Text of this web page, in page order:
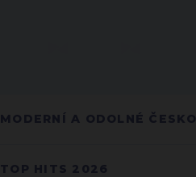
MODERNÍ A ODOLNÉ ČESKO
TOP HITS 2026